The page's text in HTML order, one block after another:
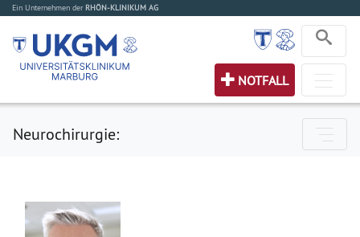
Ein Unternehmen der RHÖN-KLINIKUM AG
NOTFALL
Neurochirurgie: